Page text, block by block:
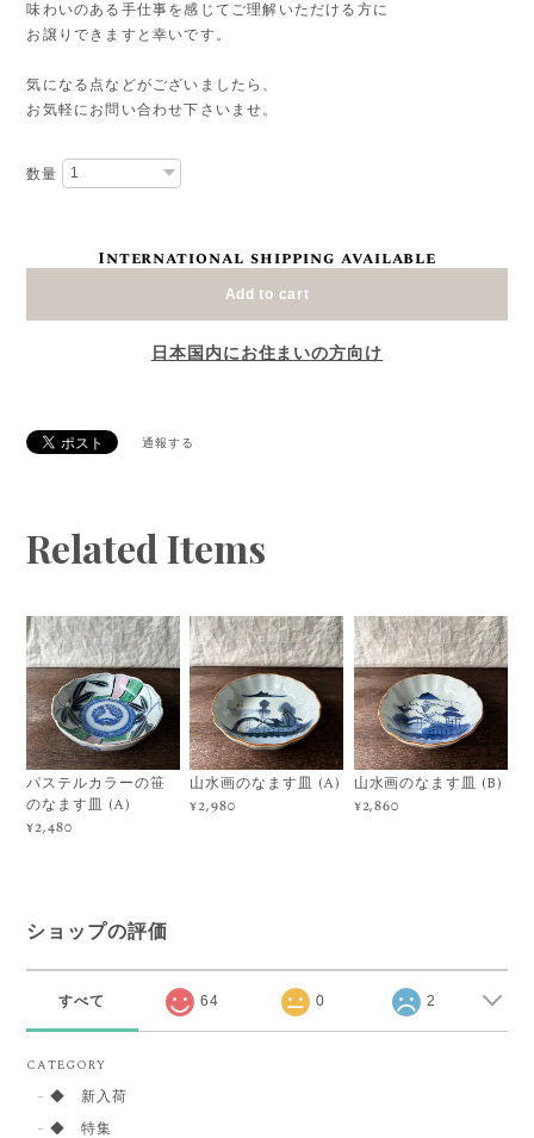
味わいのある手仕事を感じてご理解いただける方に
お譲りできますと幸いです。
気になる点などがございましたら、
お気軽にお問い合わせ下さいませ。
数量
International shipping available
Add to cart
日本国内にお住まいの方向け
通報する
Related Items
パステルカラーの笹
のなます皿 (A)
¥2,480
山水画のなます皿 (A)
¥2,980
山水画のなます皿 (B)
¥2,860
ショップの評価
すべて 64 0 2
CATEGORY
◆ 新入荷
◆ 特集